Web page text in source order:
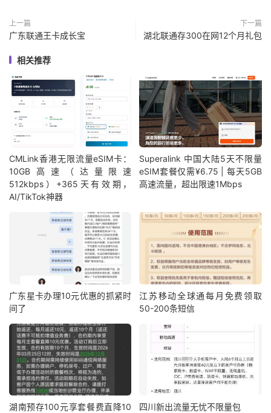
上一篇
广东联通王卡成长宝
下一篇
湖北联通存300在网12个月礼包
相关推荐
CMLink香港无限流量eSIM卡：
10GB高速（达量限速
512kbps）+365天有效期，
AI/TikTok神器
Superalink 中国大陆5天不限量
eSIM套餐仅需¥6.75 | 每天5GB
高速流量，超出限速1Mbps
广东星卡办理10元优惠的抓紧时
间了
江苏移动全球通每月免费领取
50-200条短信
湖南预存100元享套餐费直降10 四川新出流量无忧不限量包